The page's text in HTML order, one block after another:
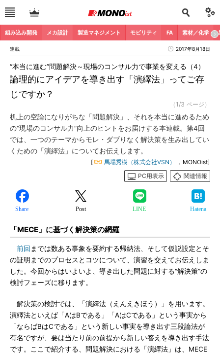
組み込み開発 メカ設計 製造マネジメント モビリティ FA 素材／化学
連載 2017年8月18日
論理的にアイデアを導き出す「演繹法」ってご存
じですか？
“本当に進む”問題解決～現場のコンサル力で事業を変える（4）
（1/3 ページ）
机上の空論になりがちな「問題解決」、それを本当に進めるため
の“現場のコンサル力”向上のヒントをお届けする本連載。第4回
では、一つのテーマからモレ・ダブりなく解決策を生み出してい
くための「演繹法」についてお伝えします。
[ 馬場秀樹（株式会社VSN）
，MONOist]
PC用表示
関連情報
Share Post LINE Hatena
「MECE」に基づく解決策の網羅
前回 までは数ある事象を要約する帰納法、そして仮説設定とそ
の証明までのプロセスとコツについて、演習を交えてお伝えしま
した。今回からはいよいよ、導き出した問題に対する“解決策”の
検討フェーズに移ります。
解決策の検討では、「演繹法（えんえきほう）」を用います。
演繹法といえば「AはBである」「AはCである」という事実から
「ならばBはCである」という新しい事実を導き出す三段論法が
有名ですが、要は当たり前の前提から新しい答えを導き出す手法
です。ここで紹介する、問題解決における「演繹法」は、MECE